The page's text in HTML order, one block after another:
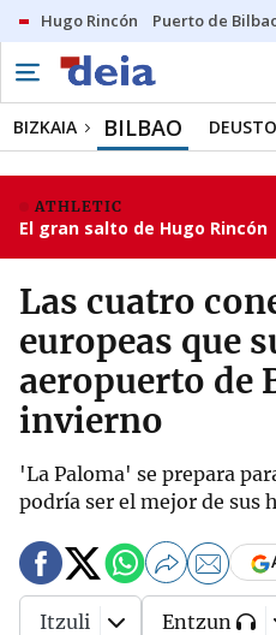
Hugo Rincón Puerto de
BIZKAIA BILBAO DEUSTO
ATHLETIC
El gran salto de Hugo Rincón
Las cuatro
europeas que
aeropuerto de
invierno
'La Paloma' se prepara
podría ser el mejor de sus
Itzuli Entzun